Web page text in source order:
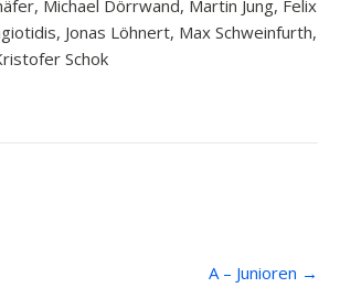
Michael Dörrwand, Martin Jung, Felix
Jonas Löhnert, Max Schweinfurth,
Schok
A – Junioren →